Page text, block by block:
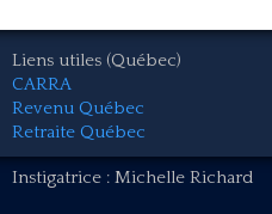
Liens utiles (Québec)
CARRA
Revenu Québec
Retraite Québec
Instigatrice : Michelle Richard